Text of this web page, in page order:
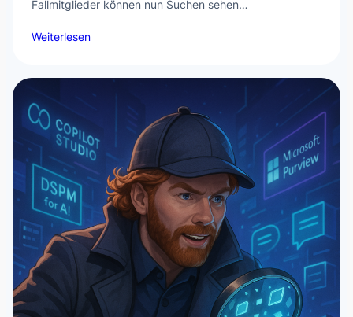
Fallmitglieder können nun Suchen sehen…
Weiterlesen